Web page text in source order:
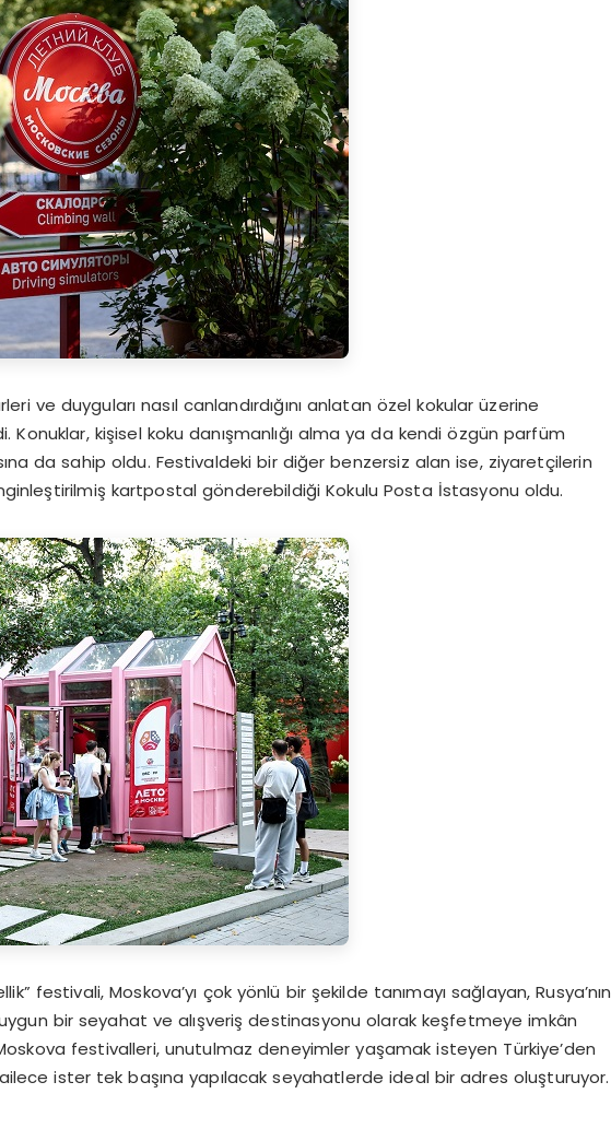
ve duyguları nasıl canlandırdığını anlatan özel kokular üzerine
Konuklar, kişisel koku danışmanlığı alma ya da kendi özgün parfüm
da sahip oldu. Festivaldeki bir diğer benzersiz alan ise, ziyaretçilerin
kartpostal gönderebildiği Kokulu Posta İstasyonu oldu.
festivali, Moskova’yı çok yönlü bir şekilde tanımayı sağlayan, Rusya’nın
bir seyahat ve alışveriş destinasyonu olarak keşfetmeye imkân
festivalleri, unutulmaz deneyimler yaşamak isteyen Türkiye’den
ister tek başına yapılacak seyahatlerde ideal bir adres oluşturuyor.